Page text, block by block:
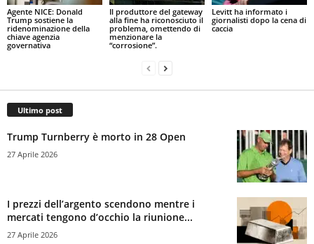
Agente NICE: Donald
Trump sostiene la
ridenominazione della
chiave agenzia
governativa
Il produttore del gateway
alla fine ha riconosciuto il
problema, omettendo di
menzionare la
“corrosione”.
Levitt ha informato i
giornalisti dopo la cena di
caccia
Ultimo post
Trump Turnberry è morto in 28 Open
27 Aprile 2026
I prezzi dell’argento scendono mentre i
mercati tengono d’occhio la riunione...
27 Aprile 2026